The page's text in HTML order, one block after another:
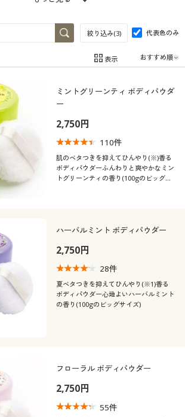
ァブリック
メント
て
ズ下着
べて
ース服
ース下着
制服
ル
からのご注文
ゼント
絞り込み(3) 代表色のみ
在庫のある商品のみ表示
(3〜3.9)
(2〜2.9)
表示
ミントグリーンティ ボディパウダ
ー
2,750円
110件
肌のベタつきを抑えてひんやり(※)香る
ボディパウダーふんわりと爽やかなミン
トグリーンティの香り(100gのビッグサ
ハーバルミント ボディパウダー
2,750円
28件
夏ベタつきを抑えてひんやり(※1)香る
ボディパウダー心地よいハーバルミント
の香り(100gのビッグサイズ)
フローラル ボディパウダー
2,750円
55件